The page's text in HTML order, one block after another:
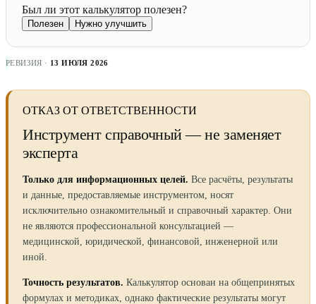
Был ли этот калькулятор полезен?
Полезен Нужно улучшить
РЕВИЗИЯ · 13 ИЮЛЯ 2026
ОТКАЗ ОТ ОТВЕТСТВЕННОСТИ
Инструмент справочный — не заменяет
эксперта
Только для информационных целей. Все расчёты, результаты
и данные, предоставляемые инструментом, носят
исключительно ознакомительный и справочный характер. Они
не являются профессиональной консультацией —
медицинской, юридической, финансовой, инженерной или
иной.
Точность результатов. Калькулятор основан на общепринятых
формулах и методиках, однако фактические результаты могут